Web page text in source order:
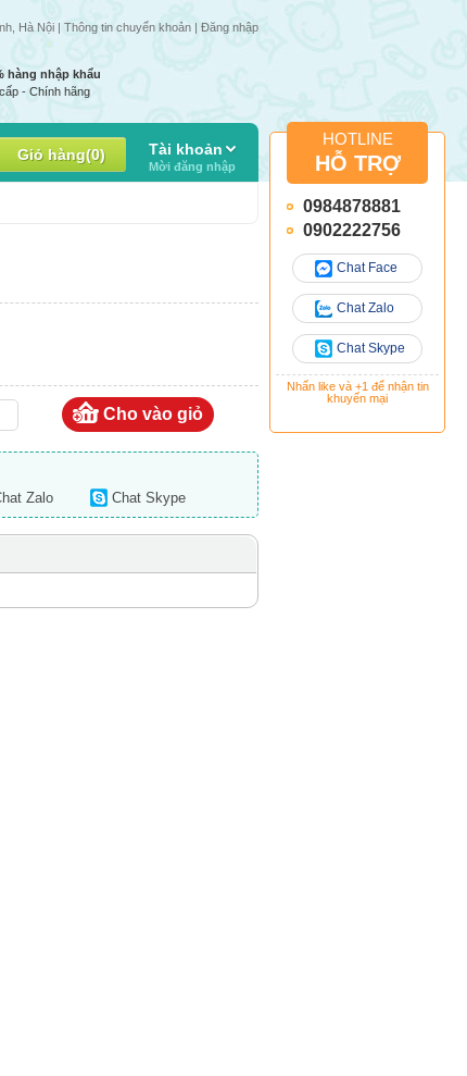
1 số mặt hàng có thể thay đổi do giá nhập thay đổi
Hà Nội | Thông tin chuyển khoản | Đăng nhập
HOTLINE
HỖ TRỢ
0984878881
0902222756
Chat Face
Chat Zalo
Chat Skype
Nhấn like và +1 để nhận tin
khuyến mại
hàng nhập khẩu
- Chính hãng
Giỏ hàng(0) Tài khoản
Mời đăng nhập
Zalo Chat Skype